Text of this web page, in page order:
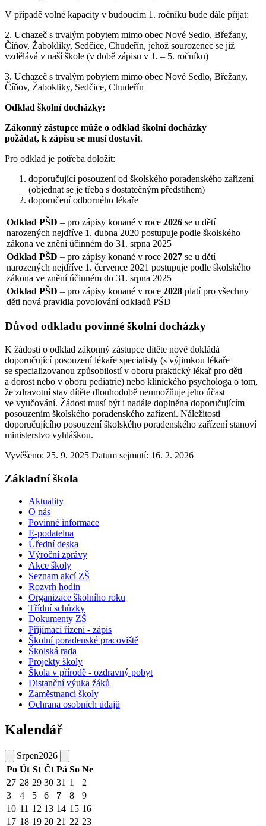
V případě volné kapacity v budoucím 1. ročníku bude dále přijat:
2. Uchazeč s trvalým pobytem mimo obec Nové Sedlo, Břežany,
Číňov, Žabokliky, Sedčice, Chudeřín, jehož sourozenec se již
vzdělává v naší škole (v době zápisu v 1. – 5. ročníku)
3. Uchazeč s trvalým pobytem mimo obec Nové Sedlo, Břežany,
Číňov, Žabokliky, Sedčice, Chudeřín
Odklad školní docházky:
Zákonný zástupce může o odklad školní docházky
požádat, k zápisu se musí dostavit.
Pro odklad je potřeba doložit:
doporučující posouzení od školského poradenského zařízení
(objednat se je třeba s dostatečným předstihem)
doporučení odborného lékaře
Odklad PŠD – pro zápisy konané v roce 2026 se u dětí
narozených nejdříve 1. dubna 2020 postupuje podle školského
zákona ve znění účinném do 31. srpna 2025
Odklad PŠD – pro zápisy konané v roce 2027 se u dětí
narozených nejdříve 1. července 2021 postupuje podle školského
zákona ve znění účinném do 31. srpna 2025
Odklad PŠD – pro zápisy konané v roce 2028 platí pro všechny
děti nová pravidla povolování odkladů PŠD
Důvod odkladu povinné školní docházky
K žádosti o odklad zákonný zástupce dítěte nově dokládá
doporučující posouzení lékaře specialisty (s výjimkou lékaře
se specializovanou způsobilostí v oboru praktický lékař pro děti
a dorost nebo v oboru pediatrie) nebo klinického psychologa o tom,
že zdravotní stav dítěte dlouhodobě neumožňuje jeho účast
ve vyučování. Žádost musí být i nadále doplněna doporučujícím
posouzením školského poradenského zařízení. Náležitosti
doporučujícího posouzení školského poradenského zařízení stanoví
ministerstvo vyhláškou.
Vyvěšeno: 25. 9. 2025 Datum sejmutí: 16. 2. 2026
Základní škola
Aktuality
O nás
Povinné informace
E-podatelna
Úřední deska
Výroční zprávy
Akce školy
Seznam akcí ZŠ
Rozvrh hodin
Organizace školního roku
Třídní schůzky
Dokumenty ZŠ
Přijímací řízení - zápis
Školní poradenské pracoviště
Školská rada
Projekty školy
Škola v přírodě - ozdravný pobyt
Distanční výuka žáků
Zaměstnanci školy
Ochrana osobních údajů
Kalendář
Srpen2026
Po Út St Čt Pá So Ne
27 28 29 30 31 1
2
3
4 5 6 7 8
9
10 11 12 13 14 15 16
17 18 19 20 21 22 23